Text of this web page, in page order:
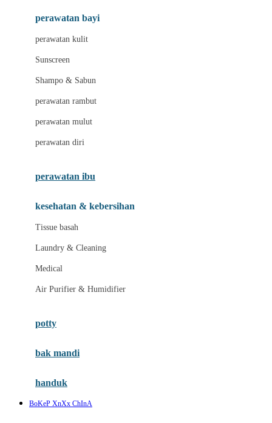
Lillebaby
Little Bird Told Me
Little Miss Janis
London Taxi
Love To Dream
M
Magformers
Mamaway
Maxi Cosi
Megabloks
Micro
MiDeer
Moby
perawatan bayi
perawatan kulit
Sunscreen
Shampo & Sabun
perawatan rambut
perawatan mulut
perawatan diri
perawatan ibu
kesehatan & kebersihan
Tissue basah
Laundry & Cleaning
Medical
Air Purifier & Humidifier
potty
bak mandi
handuk
BoKeP XnXx ChInA